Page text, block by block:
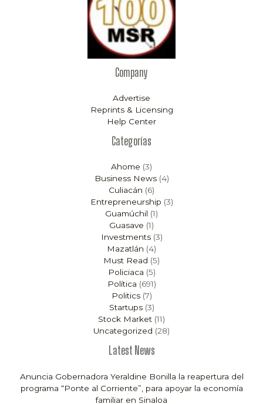
Company
Advertise
Reprints & Licensing
Help Center
Categorías
Ahome (3)
Business News(4)
Culiacán (6)
Entrepreneurship (3)
Guamúchil (1)
Guasave (1)
Investments(3)
Mazatlán (4)
Must Read (5)
Policiaca (5)
Política (691)
Politics(7)
Startups(3)
Stock Market (11)
Uncategorized (28)
Latest News
Anuncia Gobernadora Yeraldine Bonilla la reapertura del
programa “Ponte al Corriente”, para apoyar la economía
familiar en Sinaloa